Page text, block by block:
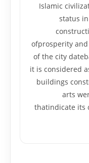
Islamic
status
ofprosperity
of the city
it is considered
buildings
arts
thatindicate its